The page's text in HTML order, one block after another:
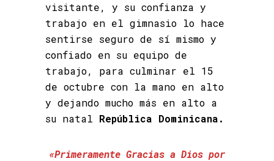
visitante, y su confianza y
trabajo en el gimnasio lo hace
sentirse seguro de sí mismo y
confiado en su equipo de
trabajo, para culminar el 15
de octubre con la mano en alto
y dejando mucho más en alto a
su natal República Dominicana.
«Primeramente Gracias a Dios por